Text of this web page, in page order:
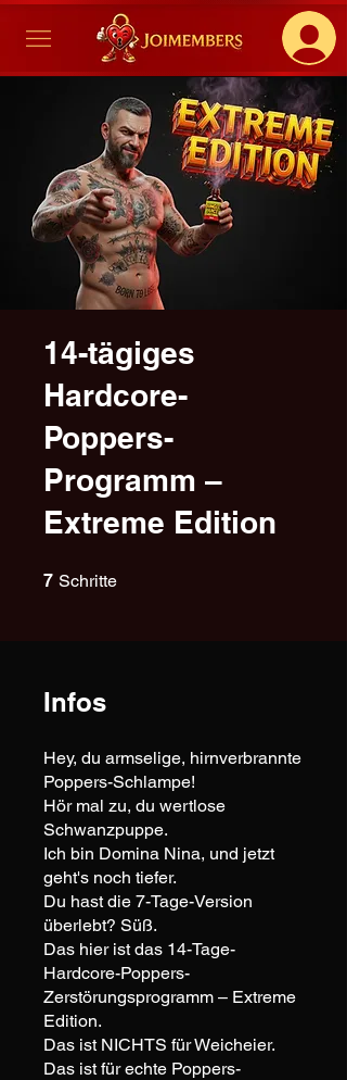
14-tägiges
Hardcore-
Poppers-
Programm –
Extreme Edition
7 Schritte
Infos
Hey, du armselige, hirnverbrannte
Poppers-Schlampe!
Hör mal zu, du wertlose
Schwanzpuppe.
Ich bin Domina Nina, und jetzt
geht's noch tiefer.
Du hast die 7-Tage-Version
überlebt? Süß.
Das hier ist das 14-Tage-
Hardcore-Poppers-
Zerstörungsprogramm – Extreme
Edition.
Das ist NICHTS für Weicheier.
Das ist für echte Poppers-